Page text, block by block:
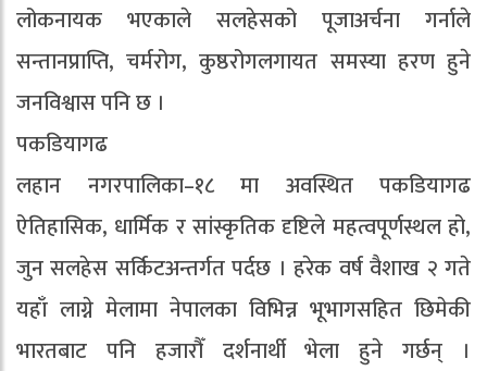
लोकनायक भएकाले सलहेसको पूजाअर्चना गर्नाले
सन्तानप्राप्ति, चर्मरोग, कुष्ठरोगलगायत समस्या हरण हुने
जनविश्वास पनि छ ।
पकडियागढ
लहान नगरपालिका–१८ मा अवस्थित पकडियागढ
ऐतिहासिक, धार्मिक र सांस्कृतिक दृष्टिले महत्वपूर्णस्थल हो,
जुन सलहेस सर्किटअन्तर्गत पर्दछ । हरेक वर्ष वैशाख २ गते
यहाँ लाग्ने मेलामा नेपालका विभिन्न भूभागसहित छिमेकी
भारतबाट पनि हजारौँ दर्शनार्थी भेला हुने गर्छन् ।